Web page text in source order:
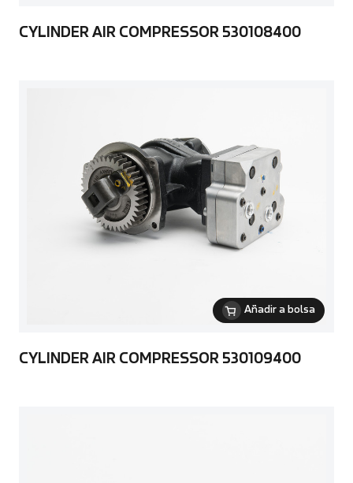
CYLINDER AIR COMPRESSOR 530108400
Añadir a bolsa
CYLINDER AIR COMPRESSOR 530109400